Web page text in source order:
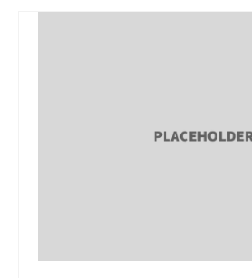
Značajni datumi i manifestacije